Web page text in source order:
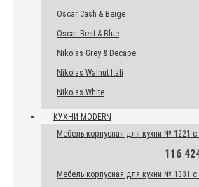
Oscar Cash & Beige
Oscar Best & Blue
Nikolas Grey & Decape
Nikolas Walnut Itali
Nikolas White
КУХНИ MODERN
Мебель корпусная для кухни № 1221 с
116
Мебель корпусная для кухни № 1331 с